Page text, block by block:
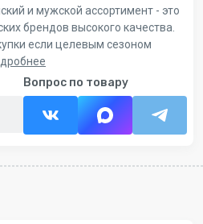
и мужской ассортимент - это
брендов высокого качества.
если целевым сезоном
Вопрос по товару